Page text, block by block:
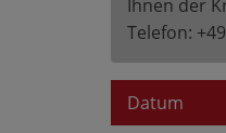
Ihnen der
Telefon:
Datum